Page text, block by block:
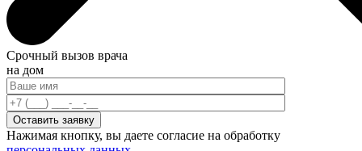
Срочный вызов врача
на дом
Нажимая кнопку, вы даете согласие на обработку